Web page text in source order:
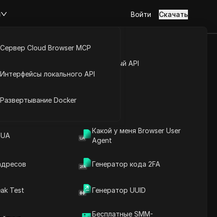
Открытый API
Какой у меня Browser User
Agent
Генератор кода 2FA
Test Генератор UUID
Бесплатные SMM-
Сервер Cloud Browser MCP
Интерфейсы локального API
Развертывание Docker
Войти Скачать
в
Задать вопросы
Задайте вопросы об этой странице
Открыть в Claude
Задайте вопросы об этой странице